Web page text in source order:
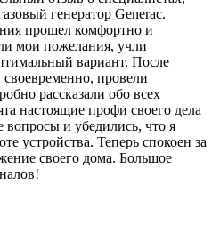
генератор Generac.
прошел комфортно и
мои пожелания, учли
вариант. После
провели
рассказали обо всех
настоящие профи своего дела
и убедились, что я
устройства. Теперь спокоен за
своего дома. Большое